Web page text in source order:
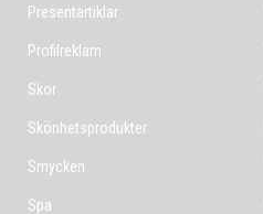
Presentartiklar
Profilreklam
Skor
Skönhetsprodukter
Smycken
Spa